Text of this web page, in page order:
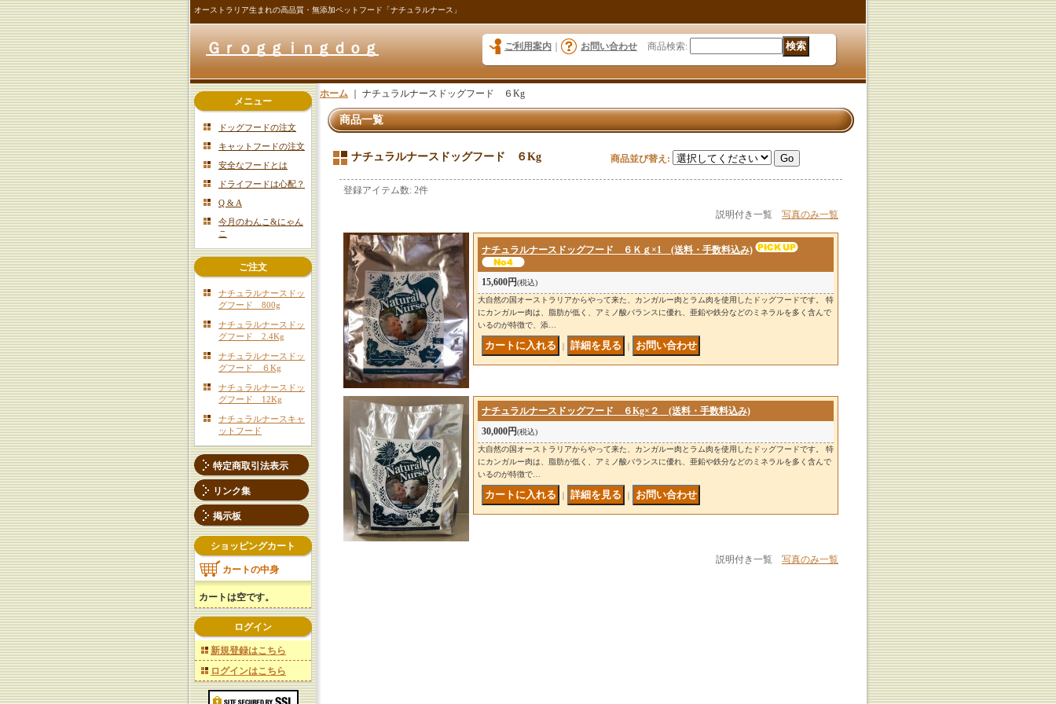
オーストラリア生まれの高品質・無添加ペットフード「ナチュラルナース」
Ｇｒｏｇｇｉｎｇｄｏｇ ご利用案内 お問い合わせ 商品検索:
メニュー
ドッグフードの注文
キャットフードの注文
安全なフードとは
ドライフードは心配？
Q & A
今月のわんこ&にゃん
こ
ご注文
ナチュラルナースドッ
グフード 800g
ナチュラルナースドッ
グフード 2.4Kg
ナチュラルナースドッ
グフード ６Kg
ナチュラルナースドッ
グフード 12Kg
ナチュラルナースキャ
ットフード
特定商取引法表示
リンク集
掲示板
ショッピングカート
カートの中身
カートは空です。
ログイン
新規登録はこちら
ログインはこちら
ホーム ナチュラルナースドッグフード ６Kg
商品一覧
ナチュラルナースドッグフード ６Kg 商品並び替え :
登録アイテム数: 2件
説明付き一覧 写真のみ一覧
ナチュラルナースドッグフード ６Ｋｇ×1 (送料・手数料込み)
15,600円(税込)
大自然の国オーストラリアからやって来た、カンガルー肉とラム肉を使用したドッグフードです。 特
にカンガルー肉は、脂肪が低く、アミノ酸バランスに優れ、亜鉛や鉄分などのミネラルを多く含んで
いるのが特徴で、添…
｜ ｜
ナチュラルナースドッグフード ６Kg×２ (送料・手数料込み)
30,000円(税込)
大自然の国オーストラリアからやって来た、カンガルー肉とラム肉を使用したドッグフードです。 特
にカンガルー肉は、脂肪が低く、アミノ酸バランスに優れ、亜鉛や鉄分などのミネラルを多く含んで
いるのが特徴で…
｜ ｜
説明付き一覧 写真のみ一覧